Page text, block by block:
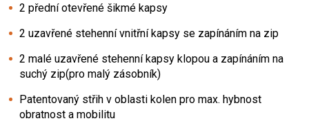
2 přední otevřené šikmé kapsy
2 uzavřené stehenní vnitřní kapsy se zapínáním na zip
2 malé uzavřené stehenní kapsy klopou a zapínáním na
suchý zip(pro malý zásobník)
Patentovaný střih v oblasti kolen pro max. hybnost
obratnost a mobilitu